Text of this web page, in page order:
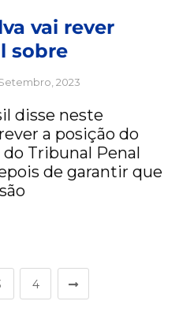
vai rever
sobre
Setembro, 2023
disse neste
a posição do
Tribunal Penal
de garantir que
4